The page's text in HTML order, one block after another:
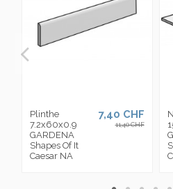
Plinthe
7.2x60x0.9
GARDENA
Shapes Of It
Caesar NA
7,40 CHF
11,40 CHF